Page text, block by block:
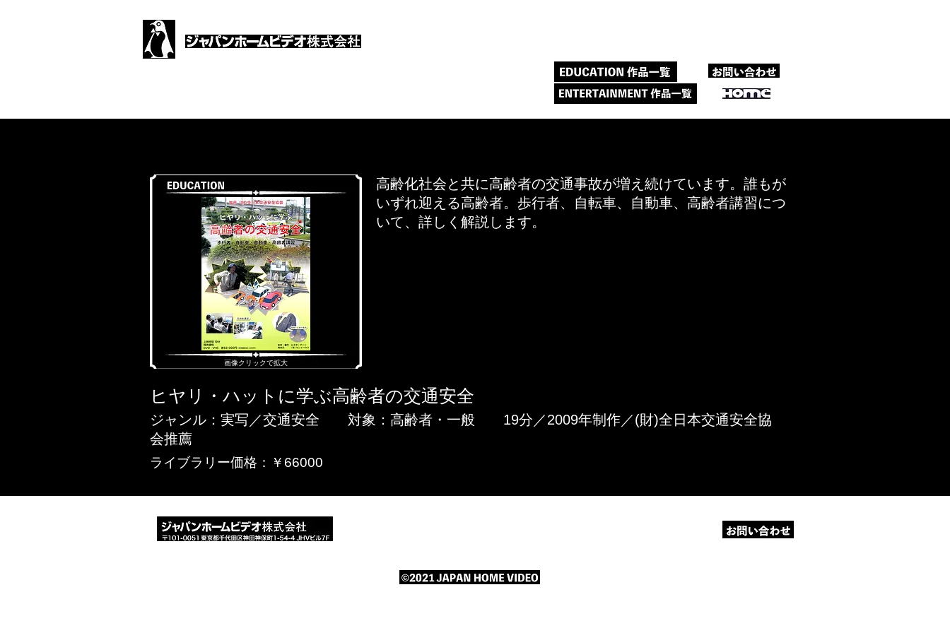
​画像クリックで拡大
高齢化社会と共に高齢者の交通事故が増え続けています。誰もが
いずれ迎える高齢者。歩行者、自転車、自動車、高齢者講習につ
いて、詳しく解説します。
ヒヤリ・ハットに学ぶ高齢者の交通安全
ジャンル：実写／交通安全 対象：高齢者・一般 19分／2009年制作／(財)全日本交通安全協
会推薦
ライブラリー価格：￥66000